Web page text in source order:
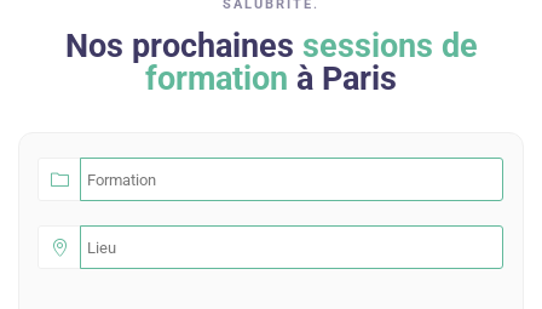
SALUBRITÉ .
Nos prochaines sessions de
formation à Paris